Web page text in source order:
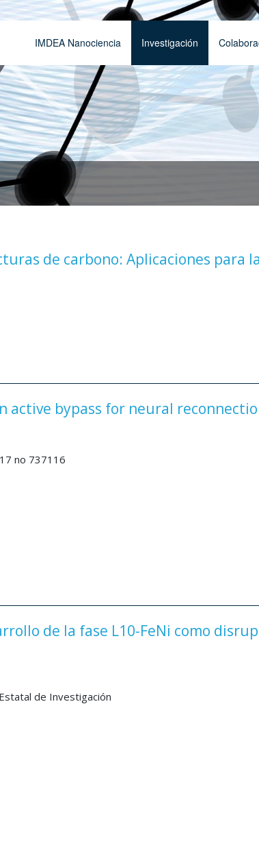
IMDEA Nanociencia Investigación
de carbono: Aplicaciones para
active bypass for neural
no 737116
de la fase L10-FeNi como
de Investigación